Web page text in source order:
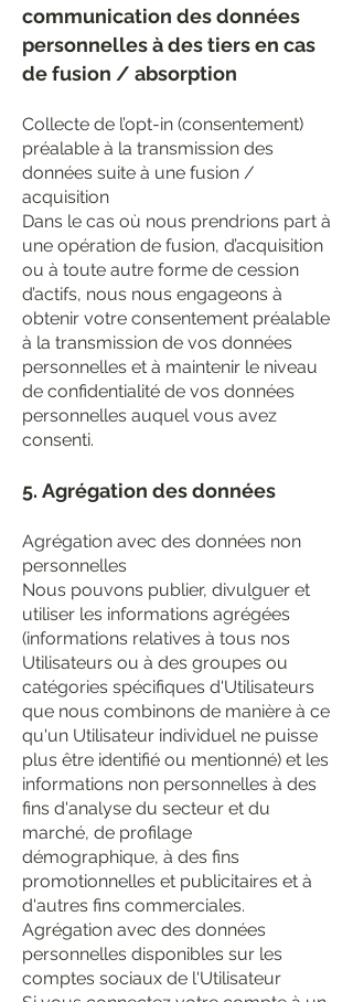
communication des données
personnelles à des tiers en cas
de fusion / absorption
Collecte de l’opt-in (consentement)
préalable à la transmission des
données suite à une fusion /
acquisition
Dans le cas où nous prendrions part à
une opération de fusion, d’acquisition
ou à toute autre forme de cession
d’actifs, nous nous engageons à
obtenir votre consentement préalable
à la transmission de vos données
personnelles et à maintenir le niveau
de confidentialité de vos données
personnelles auquel vous avez
consenti.
5. Agrégation des données
Agrégation avec des données non
personnelles
Nous pouvons publier, divulguer et
utiliser les informations agrégées
(informations relatives à tous nos
Utilisateurs ou à des groupes ou
catégories spécifiques d'Utilisateurs
que nous combinons de manière à ce
qu'un Utilisateur individuel ne puisse
plus être identifié ou mentionné) et les
informations non personnelles à des
fins d'analyse du secteur et du
marché, de profilage
démographique, à des fins
promotionnelles et publicitaires et à
d'autres fins commerciales.
Agrégation avec des données
personnelles disponibles sur les
comptes sociaux de l'Utilisateur